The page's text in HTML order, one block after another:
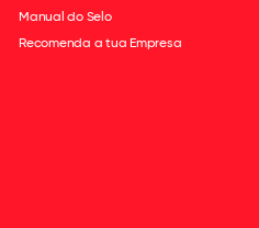
Manual do Selo
Recomenda a tua Empresa